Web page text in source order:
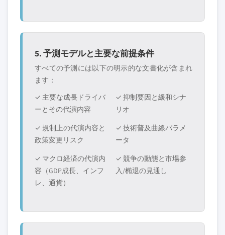
5. 予測モデルと主要な前提条件
すべての予測には以下の明示的な文書化が含まれ
ます：
✓ 主要な成長ドライバ
ーとその代演内容
✓ 抑制要因と緩和シナ
リオ
✓ 規制上の代演内容と
政策変更リスク
✓ 技術普及曲線パラメ
ータ
✓ マクロ経済の代演内
容（GDP成長、インフ
レ、通貨）
✓ 競争の動態と市場参
入/椭退の見通し